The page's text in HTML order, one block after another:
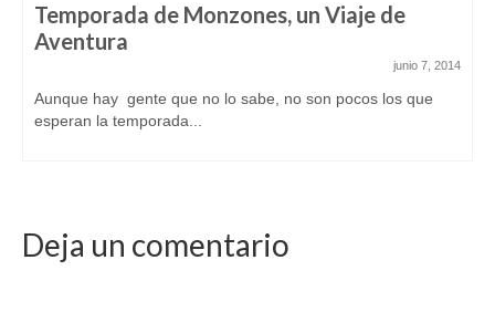
Temporada de Monzones, un Viaje de
Aventura
junio 7, 2014
Aunque hay gente que no lo sabe, no son pocos los que
esperan la temporada...
Deja un comentario